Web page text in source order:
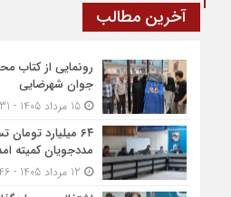
آخرین مطالب
رونمایی از کتاب
جوان شهرضایی
15 مرداد 1405 - 9:31
۶۴ میلیارد
مددجویان کمیته